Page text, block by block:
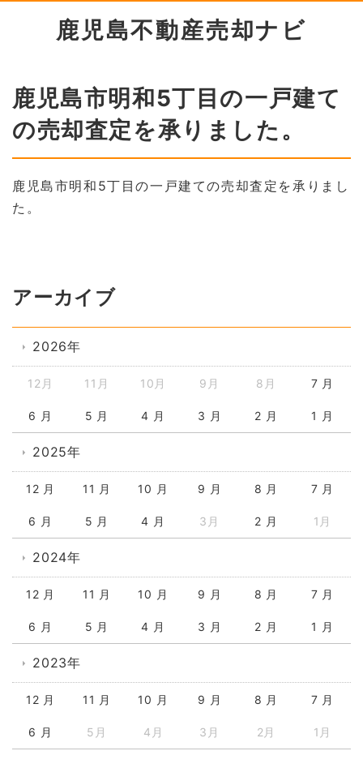
鹿児島不動産売却ナビ
鹿児島市明和5丁目の一戸建て
の売却査定を承りました。
鹿児島市明和5丁目の一戸建ての売却査定を承りまし
た。
アーカイブ
2026年
12月 11月 10月 9月 8月 7 月
6 月 5 月 4 月 3 月 2 月 1 月
2025年
12 月 11 月 10 月 9 月 8 月 7 月
6 月 5 月 4 月 3月 2 月 1月
2024年
12 月 11 月 10 月 9 月 8 月 7 月
6 月 5 月 4 月 3 月 2 月 1 月
2023年
12 月 11 月 10 月 9 月 8 月 7 月
6 月 5月 4月 3月 2月 1月